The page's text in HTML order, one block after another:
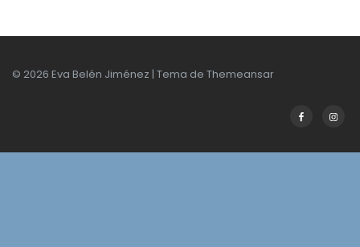
© 2026 Eva Belén Jiménez | Tema de Themeansar
Facebook